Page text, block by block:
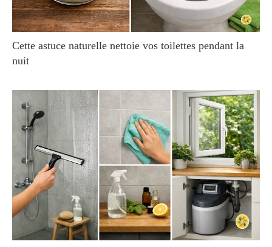
Cette astuce naturelle nettoie vos toilettes pendant la
nuit